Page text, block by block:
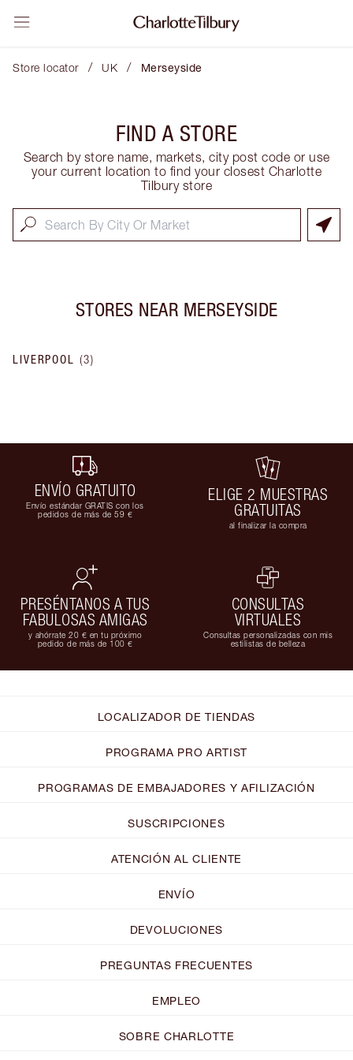
Store locator / UK / Merseyside
FIND A STORE
Search by store name, markets, city post code or use
your current location to find your closest Charlotte
Tilbury store
STORES NEAR MERSEYSIDE
LIVERPOOL (3)
ENVÍO GRATUITO
Envío estándar GRATIS con los
pedidos de más de 59 €
ELIGE 2 MUESTRAS
GRATUITAS
al finalizar la compra
PRESÉNTANOS A TUS
FABULOSAS AMIGAS
y ahórrate 20 € en tu próximo
pedido de más de 100 €
CONSULTAS
VIRTUALES
Consultas personalizadas con mis
estilistas de belleza
LOCALIZADOR DE TIENDAS
PROGRAMA PRO ARTIST
PROGRAMAS DE EMBAJADORES Y AFILIZACIÓN
SUSCRIPCIONES
ATENCIÓN AL CLIENTE
ENVÍO
DEVOLUCIONES
PREGUNTAS FRECUENTES
EMPLEO
SOBRE CHARLOTTE